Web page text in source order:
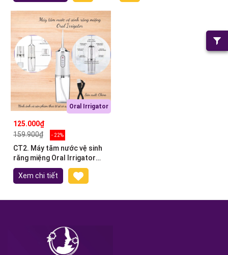
Oral Irrigator
125.000₫
159.900₫
- 22%
CT2. Máy tăm nước vệ sinh
răng miệng Oral Irrigator
220ml
Xem chi tiết